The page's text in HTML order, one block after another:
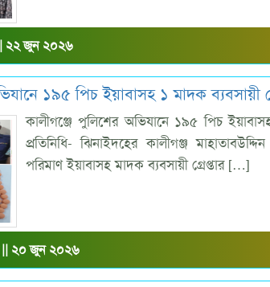
২২ জুন ২০২৬
১৯৫ পিচ ইয়াবাসহ ১ মাদক ব্যবসায়ী
কালীগঞ্জে পুলিশের অভিযানে ১৯৫ পিচ
প্রতিনিধি- ঝিনাইদহের কালীগঞ্জ
পরিমাণ ইয়াবাসহ মাদক ব্যবসায়ী গ্রেপ্তার […]
|| ২০ জুন ২০২৬